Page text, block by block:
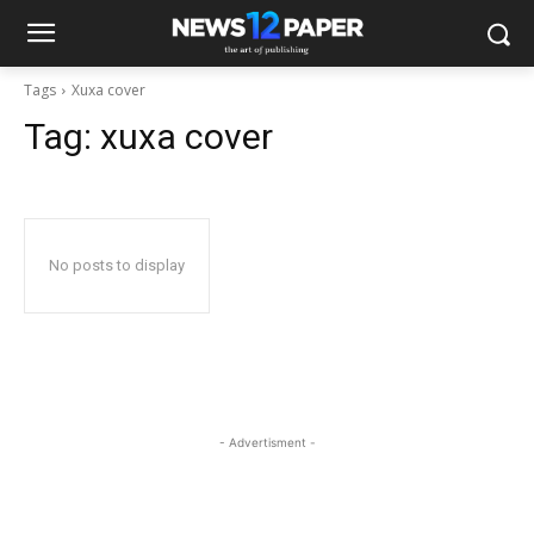
Tags Xuxa cover
Tag: xuxa cover
No posts to display
- Advertisment -